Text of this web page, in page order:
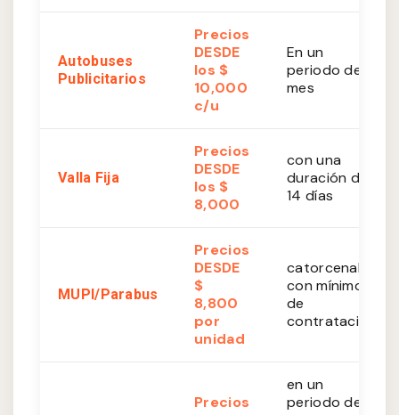
Autobuses
Publicitarios
Precios
DESDE
los $
10,000
c/u
En un
periodo de 1
mes
Valla Fija
Precios
DESDE
los $
8,000
con una
duración de
14 días
MUPI/Parabus
Precios
DESDE
$
8,800
por
unidad
catorcenales
con mínimo
de
contratación
Precios
en un
periodo de 1